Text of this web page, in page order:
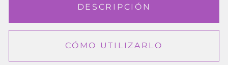
DESCRIPCIÓN
CÓMO UTILIZARLO